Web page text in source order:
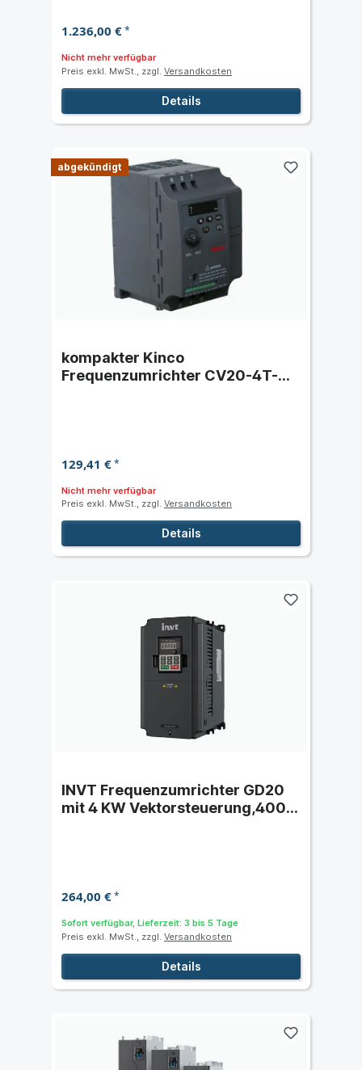
1.236,00 €*
Nicht mehr verfügbar
Preis exkl. MwSt., zzgl. Versandkosten
Details
abgekündigt
kompakter Kinco
Frequenzumrichter CV20-4T-
129,41 €*
Nicht mehr verfügbar
Preis exkl. MwSt., zzgl. Versandkosten
Details
INVT Frequenzumrichter GD20
mit 4 KW Vektorsteuerung,400 V
264,00 €*
Sofort verfügbar, Lieferzeit: 3 bis 5 Tage
Preis exkl. MwSt., zzgl. Versandkosten
Details